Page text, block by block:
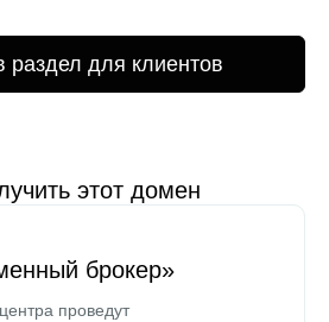
раздел для клиентов
этот домен
брокер»
проведут